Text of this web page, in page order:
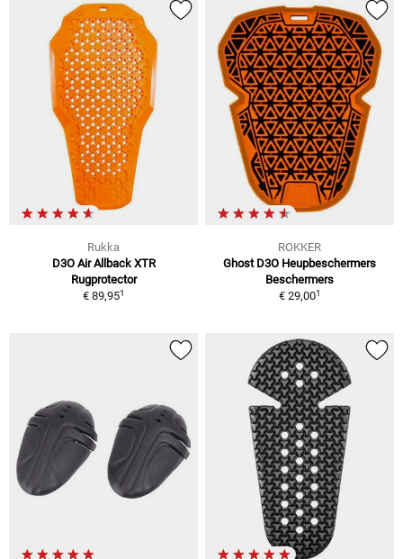
Rukka
D3O Air Allback XTR
Rugprotector
€ 89,951
ROKKER
Ghost D3O Heupbeschermers
Beschermers
€ 29,001